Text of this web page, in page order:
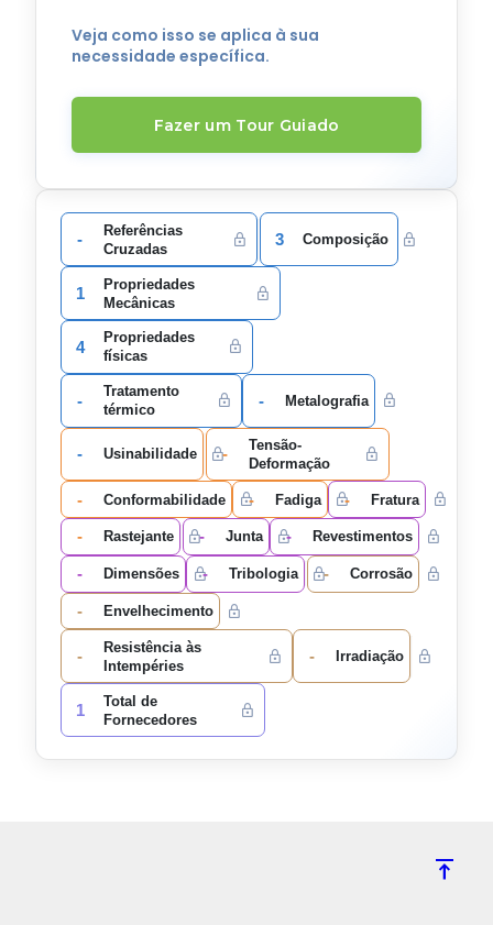
Veja como isso se aplica à sua
necessidade específica.
Fazer um Tour Guiado
-
Referências
Cruzadas
3 Composição
1
Propriedades
Mecânicas
4
Propriedades
físicas
-
Tratamento
térmico
- Metalografia
- Usinabilidade -
Tensão-
Deformação
- Conformabilidade - Fadiga - Fratura
- Rastejante - Junta - Revestimentos
- Dimensões - Tribologia - Corrosão
- Envelhecimento
-
Resistência às
Intempéries
- Irradiação
1
Total de
Fornecedores
vertical_align_top